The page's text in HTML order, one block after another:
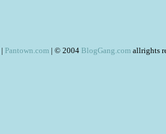
| Pantown.com | © 2004 BlogGang.com allrights